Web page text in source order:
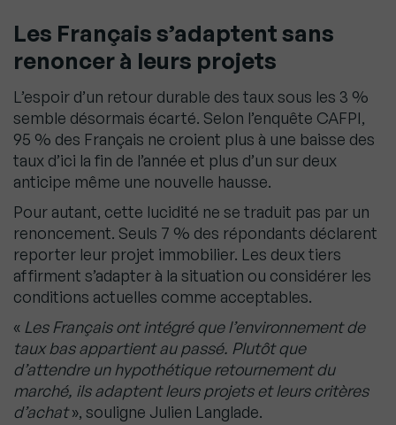
Les Français s’adaptent sans
renoncer à leurs projets
L’espoir d’un retour durable des taux sous les 3 %
semble désormais écarté. Selon l’enquête CAFPI,
95 % des Français ne croient plus à une baisse des
taux d’ici la fin de l’année et plus d’un sur deux
anticipe même une nouvelle hausse.
Pour autant, cette lucidité ne se traduit pas par un
renoncement. Seuls 7 % des répondants déclarent
reporter leur projet immobilier. Les deux tiers
affirment s’adapter à la situation ou considérer les
conditions actuelles comme acceptables.
« Les Français ont intégré que l’environnement de
taux bas appartient au passé. Plutôt que
d’attendre un hypothétique retournement du
marché, ils adaptent leurs projets et leurs critères
d’achat», souligne Julien Langlade.